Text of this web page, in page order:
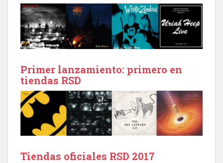
Primer lanzamiento: primero en
tiendas RSD
Tiendas oficiales RSD 2017